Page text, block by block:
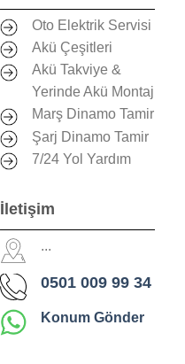
Oto Elektrik Servisi
Akü Çeşitleri
Akü Takviye &
Yerinde Akü Montaj
Marş Dinamo Tamir
Şarj Dinamo Tamir
7/24 Yol Yardım
İletişim
...
0501 009 99 34
Konum Gönder